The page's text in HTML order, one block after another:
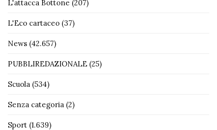
L'attacca Bottone (207)
L'Eco cartaceo (37)
News (42.657)
PUBBLIREDAZIONALE (25)
Scuola (534)
Senza categoria (2)
Sport (1.639)